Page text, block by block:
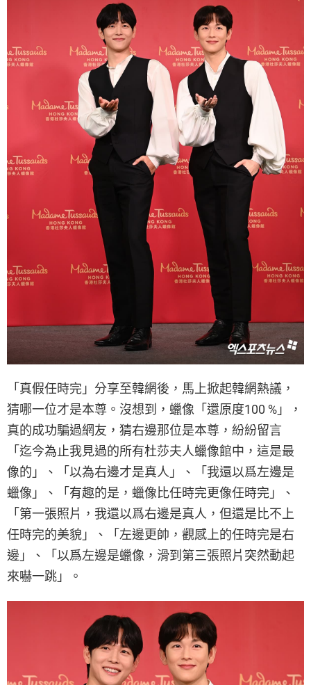
「真假任時完」分享至韓網後，馬上掀起韓網熱議，
猜哪一位才是本尊。沒想到，蠟像「還原度100 %」，
真的成功騙過網友，猜右邊那位是本尊，紛紛留言
「迄今為止我見過的所有杜莎夫人蠟像館中，這是最
像的」、「以為右邊才是真人」、「我還以爲左邊是
蠟像」、「有趣的是，蠟像比任時完更像任時完」、
「第一張照片，我還以爲右邊是真人，但還是比不上
任時完的美貌」、「左邊更帥，觀感上的任時完是右
邊」、「以爲左邊是蠟像，滑到第三張照片突然動起
來嚇一跳」。